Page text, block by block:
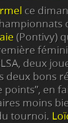
ce
(Pontivy)
deux
deux bons
en
moins
tournoi.